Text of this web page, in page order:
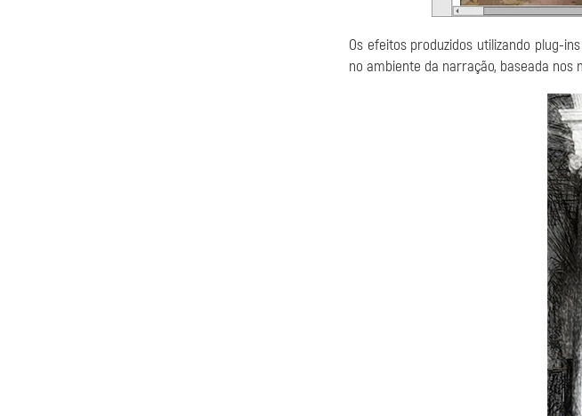
Os efeitos produzidos utilizando plug-
no ambiente da narração, baseada nos